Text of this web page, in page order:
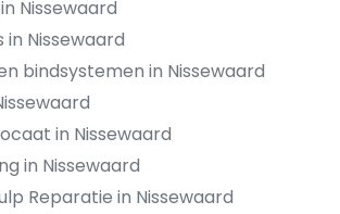
Nissewaard
Nissewaard
bindsystemen in Nissewaard
in Nissewaard
in Nissewaard
Reparatie in Nissewaard